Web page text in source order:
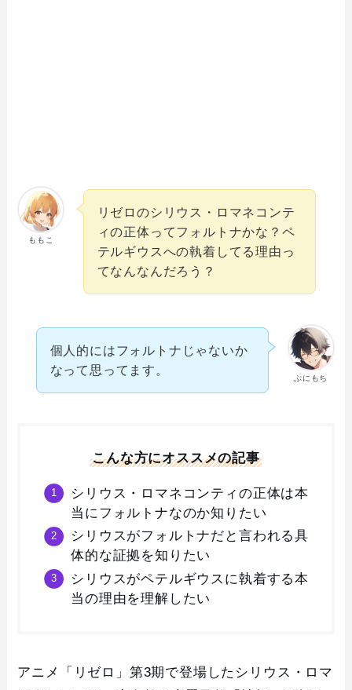
ももこ
リゼロのシリウス・ロマネコンテ
ィの正体ってフォルトナかな？ペ
テルギウスへの執着してる理由っ
てなんなんだろう？
ぷにもち
個人的にはフォルトナじゃないか
なって思ってます。
こんな方にオススメの記事
シリウス・ロマネコンティの正体は本
当にフォルトナなのか知りたい
シリウスがフォルトナだと言われる具
体的な証拠を知りたい
シリウスがペテルギウスに執着する本
当の理由を理解したい
アニメ「リゼロ」第3期で登場したシリウス・ロマ